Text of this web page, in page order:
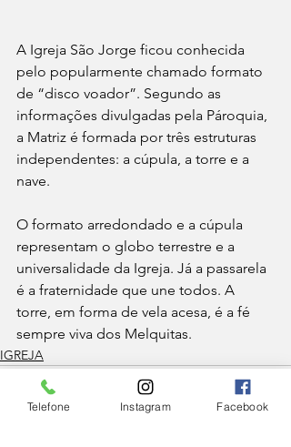
A Igreja São Jorge ficou conhecida
pelo popularmente chamado formato
de “disco voador”. Segundo as
informações divulgadas pela Pároquia,
a Matriz é formada por três estruturas
independentes: a cúpula, a torre e a
nave.
O formato arredondado e a cúpula
representam o globo terrestre e a
universalidade da Igreja. Já a passarela
é a fraternidade que une todos. A
torre, em forma de vela acesa, é a fé
sempre viva dos Melquitas.
IGREJA
Telefone Instagram Facebook